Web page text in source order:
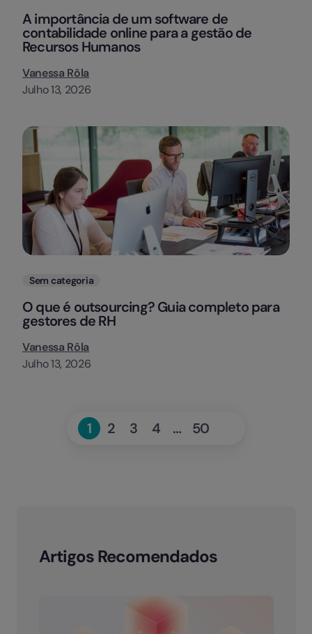
A importância de um software de
contabilidade online para a gestão de
Recursos Humanos
Vanessa Rôla
Julho 13, 2026
Categorias
Sem categoria
O que é outsourcing? Guia completo para
gestores de RH
Vanessa Rôla
Julho 13, 2026
Page
1 Page
2 Page
3 Page
4 … Page
50
Seguinte
Artigos Recomendados